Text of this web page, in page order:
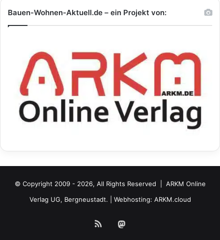
Bauen-Wohnen-Aktuell.de – ein Projekt von:
© Copyright 2009 - 2026, All Rights Reserved | ARKM Online
Verlag UG, Bergneustadt. | Webhosting: ARKM.cloud
RSS